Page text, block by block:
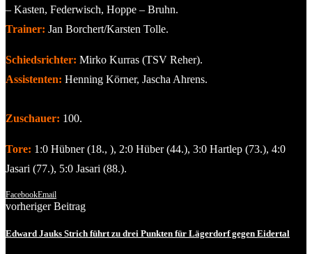
– Kasten, Federwisch, Hoppe – Bruhn.
Trainer: Jan Borchert/Karsten Tolle.
Schiedsrichter: Mirko Kurras (TSV Reher).
Assistenten: Henning Körner, Jascha Ahrens.
Zuschauer: 100.
Tore: 1:0 Hübner (18., ), 2:0 Hüber (44.), 3:0 Hartlep (73.), 4:0
Jasari (77.), 5:0 Jasari (88.).
FacebookEmail
vorheriger Beitrag
Edward Jauks Strich führt zu drei Punkten für Lägerdorf gegen Eidertal